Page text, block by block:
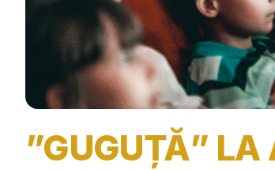
”GUGUȚĂ”